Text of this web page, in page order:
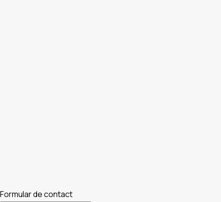
Formular de contact